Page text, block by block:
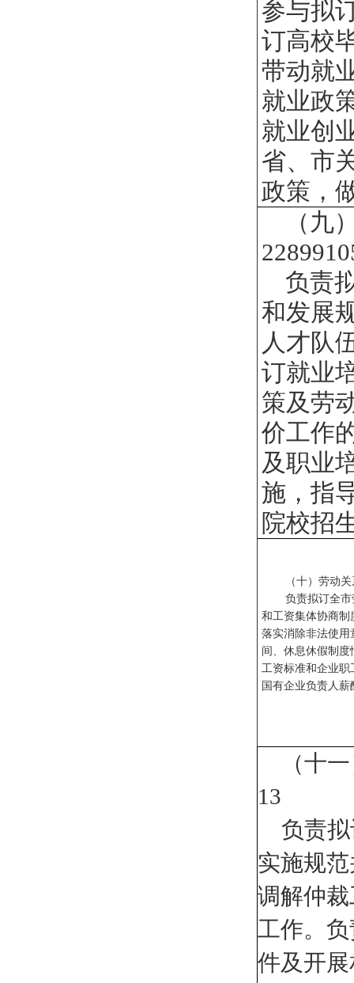
参与拟
订高校
带动就
就业政
就业创
省、市
政策，
（
负责
和发展
人才队
订就业
策及劳
价工作
及职业
施，指
院校招
（十）劳动
负责拟订全
和工资集体协商制
落实消除非法使用
间、休息休假制
工资标准和企业职
国有企业负责人
（十
13
负责
实施规
调解仲
工作。
件及开